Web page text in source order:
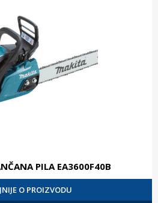
PILA EA3600F40B
O PROIZVODU